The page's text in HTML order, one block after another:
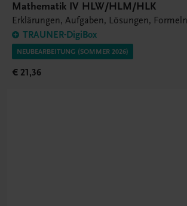
Mathematik IV HLW/HLM/HLK
Erklärungen, Aufgaben, Lösungen, Formeln
TRAUNER-DigiBox
NEUBEARBEITUNG (SOMMER 2026)
€ 21,36